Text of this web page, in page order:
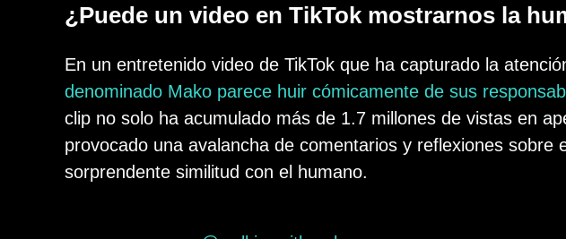
¿Puede un video en TikTok mostrarnos la
En un entretenido video de TikTok que ha capturado la
denominado Mako parece huir cómicamente de sus
clip no solo ha acumulado más de 1.7 millones de vistas en
provocado una avalancha de comentarios y reflexiones sobre
sorprendente similitud con el humano.